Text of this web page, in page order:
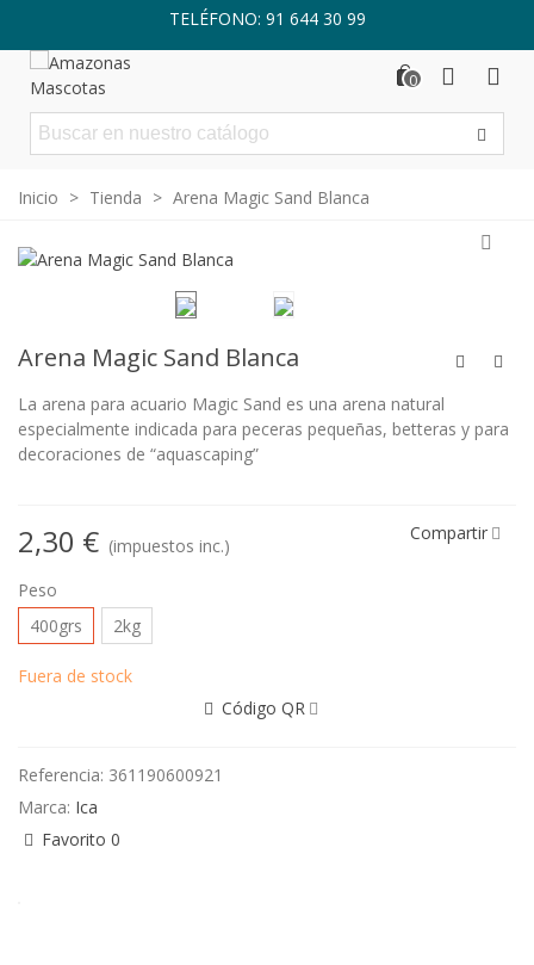
TELÉFONO: 91 644 30 99
0
Inicio > Tienda > Arena Magic Sand Blanca
Arena Magic Sand Blanca
La arena para acuario Magic Sand es una arena natural
especialmente indicada para peceras pequeñas, betteras y para
decoraciones de “aquascaping”
2,30 € (impuestos inc.)
Compartir
Peso
400grs
2kg
Fuera de stock
Código QR
Referencia: 361190600921
Marca: Ica
Favorito 0